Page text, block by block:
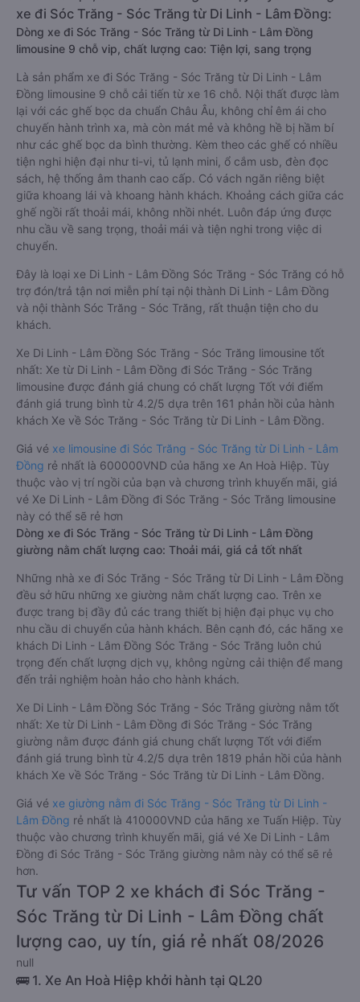
xe đi Sóc Trăng - Sóc Trăng từ Di Linh - Lâm Đồng:
Dòng xe đi Sóc Trăng - Sóc Trăng từ Di Linh - Lâm Đồng
limousine 9 chỗ vip, chất lượng cao: Tiện lợi, sang trọng
Là sản phẩm xe đi Sóc Trăng - Sóc Trăng từ Di Linh - Lâm
Đồng limousine 9 chỗ cải tiến từ xe 16 chỗ. Nội thất được làm
lại với các ghế bọc da chuẩn Châu Âu, không chỉ êm ái cho
chuyến hành trình xa, mà còn mát mẻ và không hề bị hầm bí
như các ghế bọc da bình thường. Kèm theo các ghế có nhiều
tiện nghi hiện đại như ti-vi, tủ lạnh mini, ổ cắm usb, đèn đọc
sách, hệ thống âm thanh cao cấp. Có vách ngăn riêng biệt
giữa khoang lái và khoang hành khách. Khoảng cách giữa các
ghế ngồi rất thoải mái, không nhồi nhét. Luôn đáp ứng được
nhu cầu về sang trọng, thoải mái và tiện nghi trong việc di
chuyển.
Đây là loại xe Di Linh - Lâm Đồng Sóc Trăng - Sóc Trăng có hỗ
trợ đón/trả tận nơi miễn phí tại nội thành Di Linh - Lâm Đồng
và nội thành Sóc Trăng - Sóc Trăng, rất thuận tiện cho du
khách.
Xe Di Linh - Lâm Đồng Sóc Trăng - Sóc Trăng limousine tốt
nhất: Xe từ Di Linh - Lâm Đồng đi Sóc Trăng - Sóc Trăng
limousine được đánh giá chung có chất lượng Tốt với điểm
đánh giá trung bình từ 4.2/5 dựa trên 161 phản hồi của hành
khách Xe về Sóc Trăng - Sóc Trăng từ Di Linh - Lâm Đồng.
Giá vé xe limousine đi Sóc Trăng - Sóc Trăng từ Di Linh - Lâm
Đồng rẻ nhất là 600000VND của hãng xe An Hoà Hiệp. Tùy
thuộc vào vị trí ngồi của bạn và chương trình khuyến mãi, giá
vé Xe Di Linh - Lâm Đồng đi Sóc Trăng - Sóc Trăng limousine
này có thể sẽ rẻ hơn
Dòng xe đi Sóc Trăng - Sóc Trăng từ Di Linh - Lâm Đồng
giường nằm chất lượng cao: Thoải mái, giá cả tốt nhất
Những nhà xe đi Sóc Trăng - Sóc Trăng từ Di Linh - Lâm Đồng
đều sở hữu những xe giường nằm chất lượng cao. Trên xe
được trang bị đầy đủ các trang thiết bị hiện đại phục vụ cho
nhu cầu di chuyển của hành khách. Bên cạnh đó, các hãng xe
khách Di Linh - Lâm Đồng Sóc Trăng - Sóc Trăng luôn chú
trọng đến chất lượng dịch vụ, không ngừng cải thiện để mang
đến trải nghiệm hoàn hảo cho hành khách.
Xe Di Linh - Lâm Đồng Sóc Trăng - Sóc Trăng giường nằm tốt
nhất: Xe từ Di Linh - Lâm Đồng đi Sóc Trăng - Sóc Trăng
giường nằm được đánh giá chung chất lượng Tốt với điểm
đánh giá trung bình từ 4.2/5 dựa trên 1819 phản hồi của hành
khách Xe về Sóc Trăng - Sóc Trăng từ Di Linh - Lâm Đồng.
Giá vé xe giường nằm đi Sóc Trăng - Sóc Trăng từ Di Linh -
Lâm Đồng rẻ nhất là 410000VND của hãng xe Tuấn Hiệp. Tùy
thuộc vào chương trình khuyến mãi, giá vé Xe Di Linh - Lâm
Đồng đi Sóc Trăng - Sóc Trăng giường nằm này có thể sẽ rẻ
hơn.
Tư vấn TOP 2 xe khách đi Sóc Trăng -
Sóc Trăng từ Di Linh - Lâm Đồng chất
lượng cao, uy tín, giá rẻ nhất 08/2026
null
🚌 1. Xe An Hoà Hiệp khởi hành tại QL20